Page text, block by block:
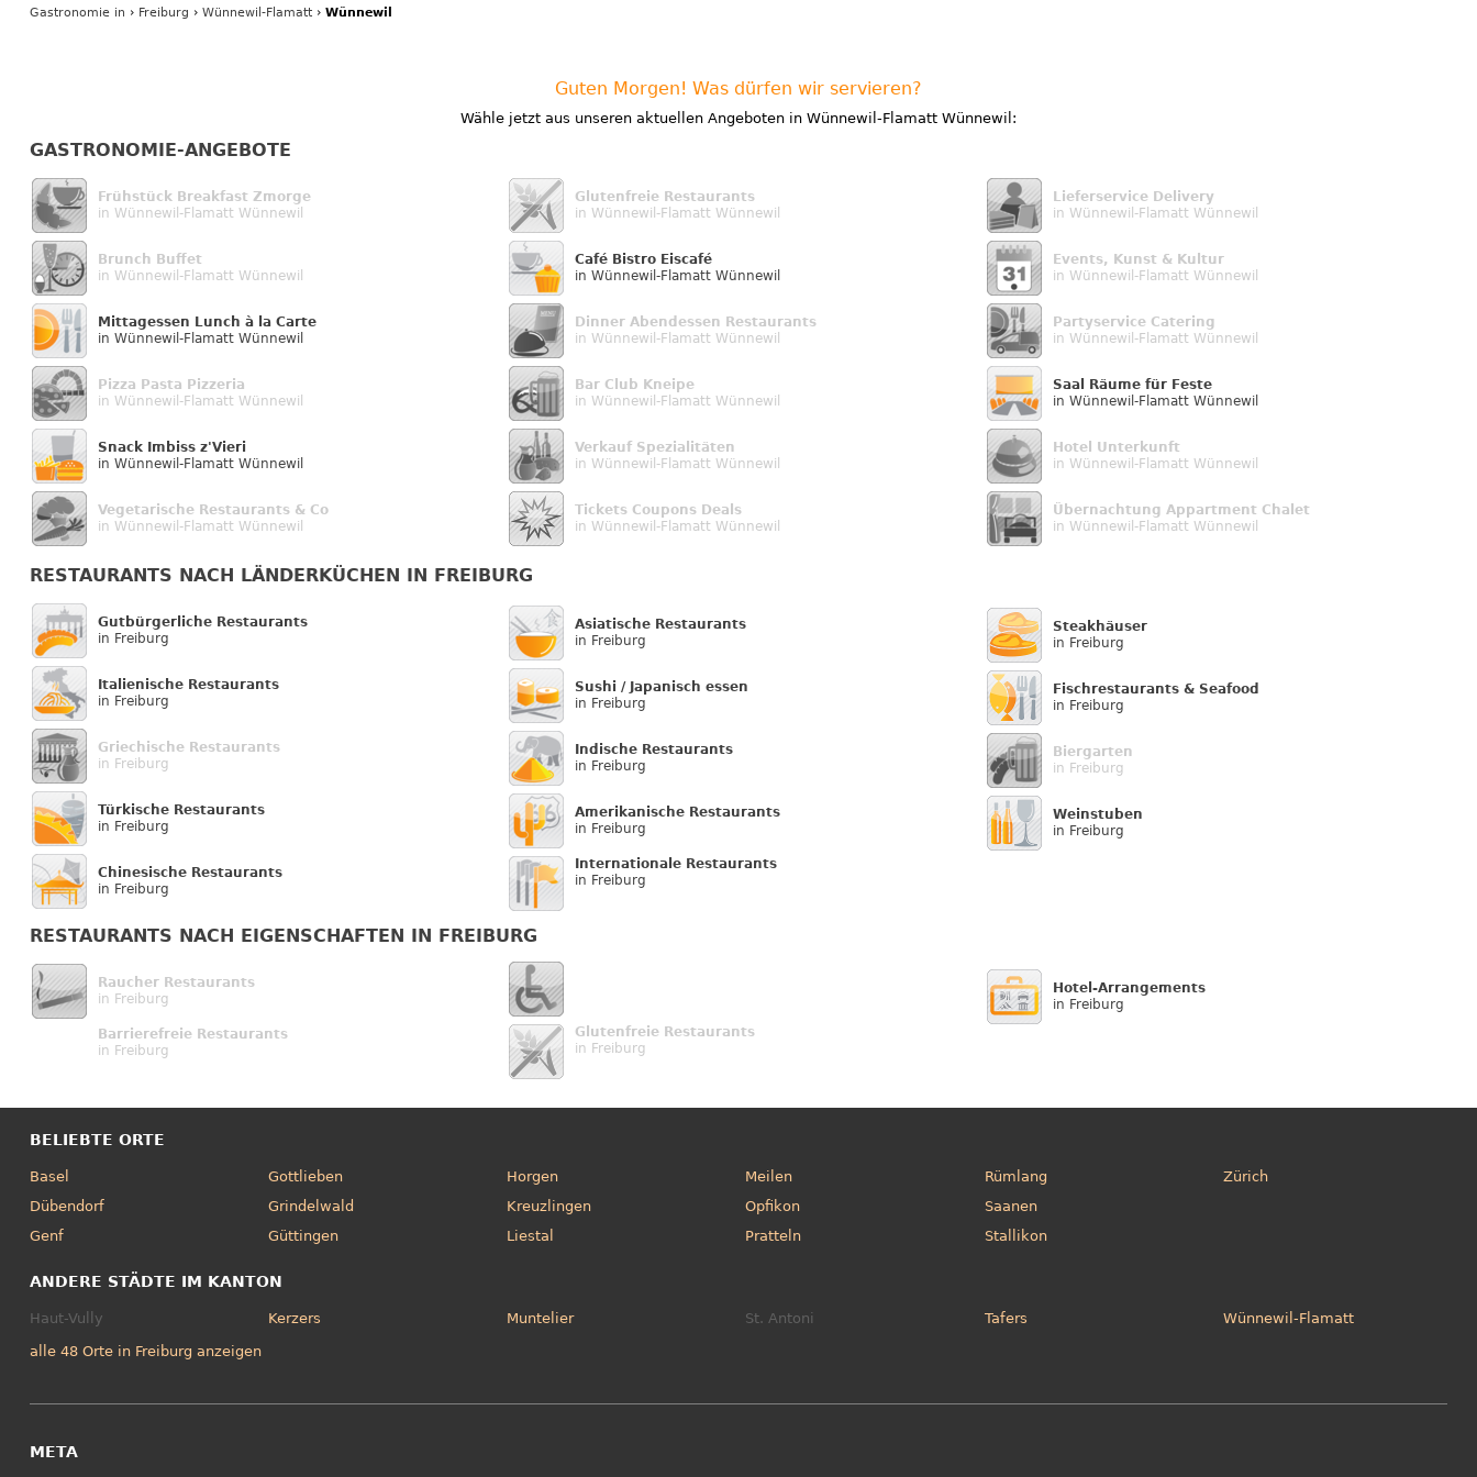
Gastronomiein › Freiburg › Wünnewil-Flamatt› Wünnewil
Guten Morgen! Was dürfen wir servieren?
Wähle jetzt aus unseren aktuellen Angeboten in Wünnewil-Flamatt Wünnewil:
GASTRONOMIE-ANGEBOTE
Frühstück Breakfast Zmorge
in Wünnewil-Flamatt Wünnewil
Brunch Buffet
in Wünnewil-Flamatt Wünnewil
Mittagessen Lunch à la Carte
in Wünnewil-Flamatt Wünnewil
Pizza Pasta Pizzeria
in Wünnewil-Flamatt Wünnewil
Snack Imbiss z'Vieri
in Wünnewil-Flamatt Wünnewil
Vegetarische Restaurants & Co
in Wünnewil-Flamatt Wünnewil
Glutenfreie Restaurants
in Wünnewil-Flamatt Wünnewil
Café Bistro Eiscafé
in Wünnewil-Flamatt Wünnewil
Dinner Abendessen Restaurants
in Wünnewil-Flamatt Wünnewil
Bar Club Kneipe
in Wünnewil-Flamatt Wünnewil
Verkauf Speziali­täten
in Wünnewil-Flamatt Wünnewil
Tickets Coupons Deals
in Wünnewil-Flamatt Wünnewil
Lieferservice Delivery
in Wünnewil-Flamatt Wünnewil
Events, Kunst & Kultur
in Wünnewil-Flamatt Wünnewil
Partyservice Catering
in Wünnewil-Flamatt Wünnewil
Saal Räume für Feste
in Wünnewil-Flamatt Wünnewil
Hotel Unterkunft
in Wünnewil-Flamatt Wünnewil
Übernachtung Appartment Chalet
in Wünnewil-Flamatt Wünnewil
RESTAURANTS NACH LÄNDERKÜCHEN IN FREIBURG
Gutbürgerliche Restaurants
in Freiburg
Italienische Restaurants
in Freiburg
Griechische Restaurants
in Freiburg
Türkische Restaurants
in Freiburg
Chinesische Restaurants
in Freiburg
Asiatische Restaurants
in Freiburg
Sushi / Japanisch essen
in Freiburg
Indische Restaurants
in Freiburg
Amerikanische Restaurants
in Freiburg
Internationale Restaurants
in Freiburg
Steakhäuser
in Freiburg
Fischrestaurants & Seafood
in Freiburg
Biergarten
in Freiburg
Weinstuben
in Freiburg
RESTAURANTS NACH EIGENSCHAFTEN IN FREIBURG
Raucher Restaurants
in Freiburg
Barrierefreie Restaurants
in Freiburg
Glutenfreie Restaurants
in Freiburg
Hotel-Arrangements
in Freiburg
BELIEBTE ORTE
Basel
Dübendorf
Genf
Gottlieben
Grindelwald
Güttingen
Horgen
Kreuzlingen
Liestal
Meilen
Opfikon
Pratteln
Rümlang
Saanen
Stallikon
Zürich
ANDERE STÄDTE IM KANTON
Haut-Vully Kerzers Muntelier St. Antoni Tafers Wünnewil-Flamatt
alle 48 Orte in Freiburg anzeigen
META